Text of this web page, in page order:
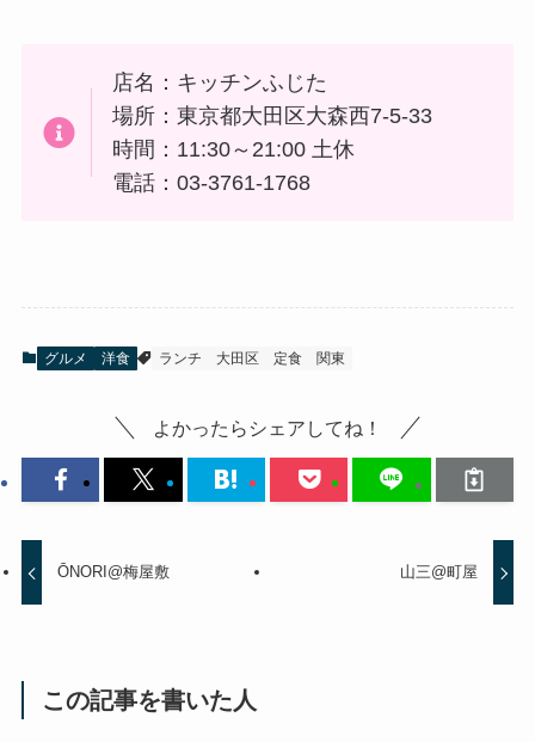
店名：キッチンふじた
場所：東京都大田区大森西7-5-33
時間：11:30～21:00 土休
電話：03-3761-1768
グルメ 洋食 ランチ 大田区 定食 関東
よかったらシェアしてね！
ŌNORI@梅屋敷 山三@町屋
この記事を書いた人